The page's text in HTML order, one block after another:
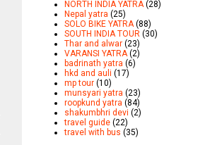
NORTH INDIA YATRA (28)
Nepal yatra (25)
SOLO BIKE YATRA (88)
SOUTH INDIA TOUR (30)
Thar and alwar (23)
VARANSI YATRA (2)
badrinath yatra (6)
hkd and auli (17)
mp tour (10)
munsyari yatra (23)
roopkund yatra (84)
shakumbhri devi (2)
travel guide (22)
travel with bus (35)